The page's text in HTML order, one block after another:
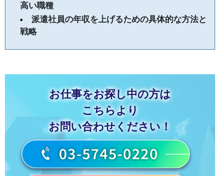
高い職種
派遣社員の年収を上げるための具体的な方法と
戦略
お仕事をお探し中の方は
こちらより
お問い合わせください！